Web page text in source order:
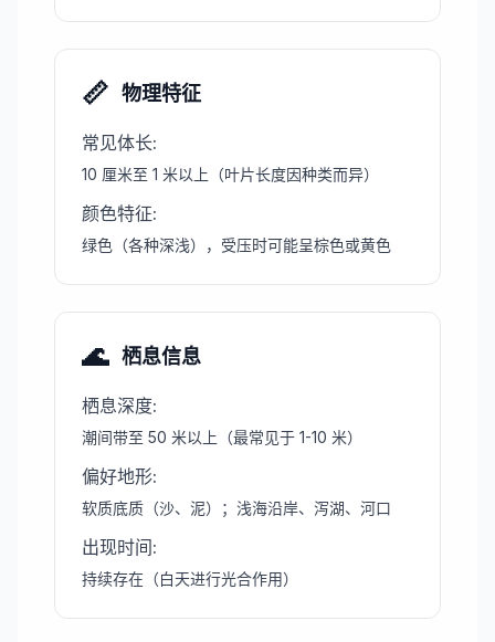
📏 物理特征
常见体长:
10 厘米至 1 米以上（叶片长度因种类而异）
颜色特征:
绿色（各种深浅），受压时可能呈棕色或黄色
🌊 栖息信息
栖息深度:
潮间带至 50 米以上（最常见于 1-10 米）
偏好地形:
软质底质（沙、泥）；浅海沿岸、泻湖、河口
出现时间:
持续存在（白天进行光合作用）